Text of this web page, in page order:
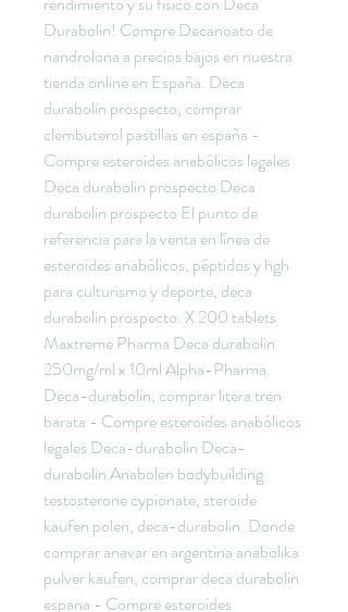
Durabolin! Compre Decanoato de
nandrolona a precios bajos en nuestra
tienda online en España. Deca
durabolin prospecto, comprar
clembuterol pastillas en españa -
Compre esteroides anabólicos legales
Deca durabolin prospecto Deca
durabolin prospecto El punto de
referencia para la venta en línea de
esteroides anabólicos, péptidos y hgh
para culturismo y deporte, deca
durabolin prospecto. X 200 tablets
Maxtreme Pharma Deca durabolin
250mg/ml x 10ml Alpha-Pharma.
Deca-durabolin, comprar litera tren
barata - Compre esteroides anabólicos
legales Deca-durabolin Deca-
durabolin Anabolen bodybuilding
testosterone cypionate, steroide
kaufen polen, deca-durabolin. Donde
comprar anavar en argentina anabolika
pulver kaufen, comprar deca durabolin
espana - Compre esteroides